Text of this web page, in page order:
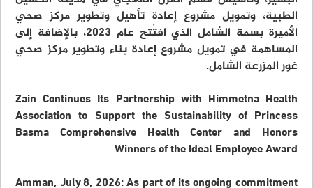
الطبية، وتمويل مشروع إعادة تأهيل وتطوير مركز صحي
الأميرة بسمة الشامل الذي افتُتح عام 2023، بالإضافة إلى
المساهمة في تمويل مشروع إعادة بناء وتطوير مركز صحي
غور المزرعة الشامل.
Zain Continues Its Partnership with Himmetna Health
Association to Support the Sustainability of Princess
Basma Comprehensive Health Center and Honors
Winners of the Ideal Employee Award
Amman, July 8, 2026: As part of its ongoing commitment